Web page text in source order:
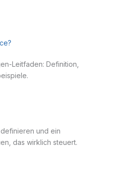
Leitfaden: Definition,
und ein
das wirklich steuert.